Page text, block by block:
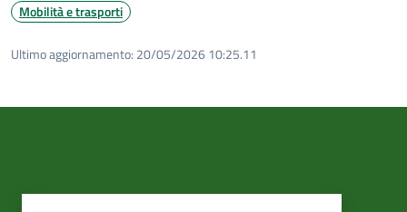
Mobilità e trasporti
Ultimo aggiornamento: 20/05/2026 10:25.11